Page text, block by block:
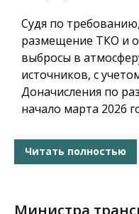
Судя по
размещение ТКО и
выбросы в
источников, с
Доначисления по
начало марта 2026
Читать полностью
Министра